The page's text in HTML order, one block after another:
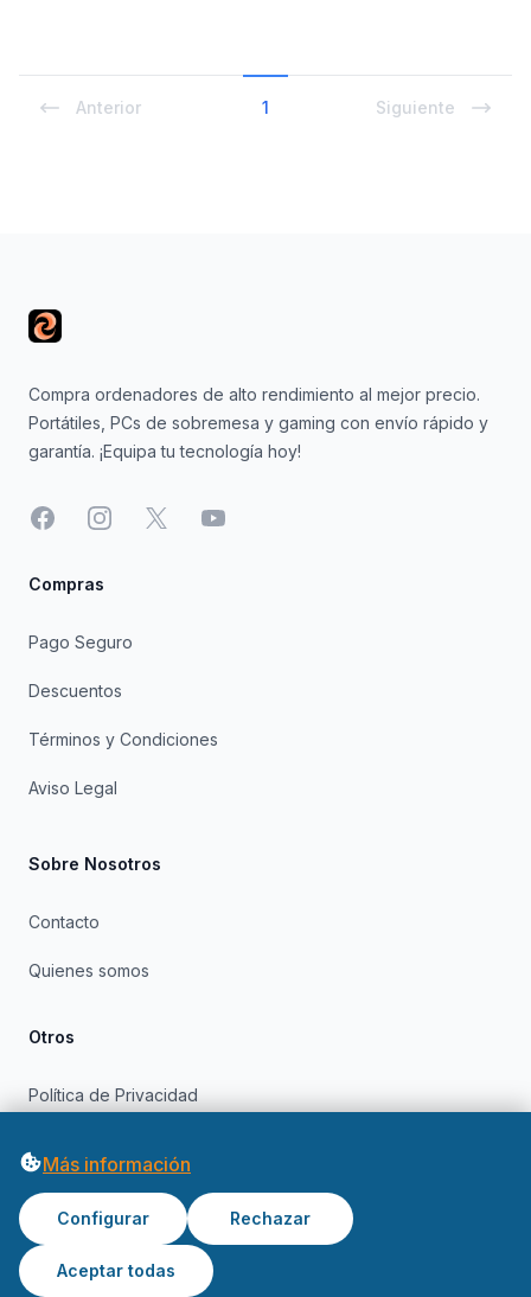
Anterior 1 Siguiente
Compra ordenadores de alto rendimiento al mejor precio.
Portátiles, PCs de sobremesa y gaming con envío rápido y
garantía. ¡Equipa tu tecnología hoy!
FacebookInstagram
X YouTube
Compras
Pago Seguro
Descuentos
Términos y Condiciones
Aviso Legal
Sobre Nosotros
Contacto
Quienes somos
Otros
Política de Privacidad
© 2026 OfertasInformatica. Todos los derechos reservados.
Más información
Configurar Rechazar
Aceptar todas